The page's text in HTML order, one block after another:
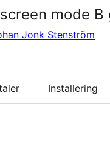
mode B
Jonk Stenström
Installering